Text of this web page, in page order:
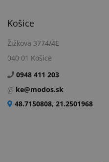
Košice
Žižkova 3774/4E
040 01 Košice
0948 411 203
ke@modos.sk
48.7150808, 21.2501968